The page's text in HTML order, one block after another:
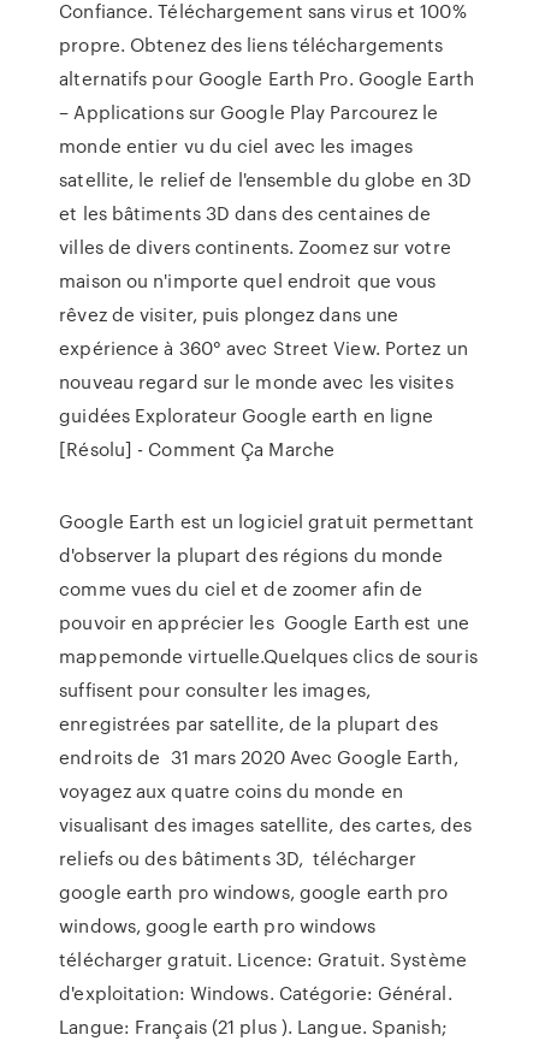
Confiance. Téléchargement sans virus et 100%
propre. Obtenez des liens téléchargements
alternatifs pour Google Earth Pro. Google Earth
– Applications sur Google Play Parcourez le
monde entier vu du ciel avec les images
satellite, le relief de l'ensemble du globe en 3D
et les bâtiments 3D dans des centaines de
villes de divers continents. Zoomez sur votre
maison ou n'importe quel endroit que vous
rêvez de visiter, puis plongez dans une
expérience à 360° avec Street View. Portez un
nouveau regard sur le monde avec les visites
guidées Explorateur Google earth en ligne
[Résolu] - Comment Ça Marche
Google Earth est un logiciel gratuit permettant
d'observer la plupart des régions du monde
comme vues du ciel et de zoomer afin de
pouvoir en apprécier les Google Earth est une
mappemonde virtuelle.Quelques clics de souris
suffisent pour consulter les images,
enregistrées par satellite, de la plupart des
endroits de 31 mars 2020 Avec Google Earth,
voyagez aux quatre coins du monde en
visualisant des images satellite, des cartes, des
reliefs ou des bâtiments 3D, télécharger
google earth pro windows, google earth pro
windows, google earth pro windows
télécharger gratuit. Licence: Gratuit. Système
d'exploitation: Windows. Catégorie: Général.
Langue: Français (21 plus ). Langue. Spanish;